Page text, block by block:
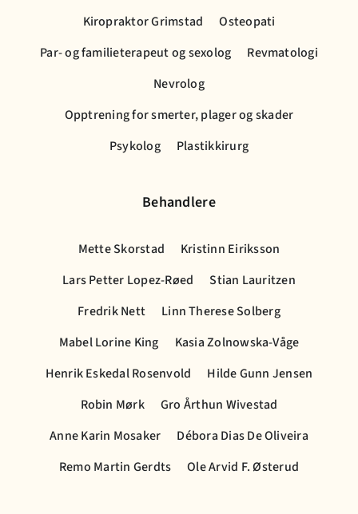
Kiropraktor Grimstad
Osteopati
Par- og familieterapeut og sexolog
Revmatologi
Nevrolog
Opptrening for smerter, plager og skader
Psykolog
Plastikkirurg
Behandlere
Mette Skorstad
Kristinn Eiriksson
Lars Petter Lopez-Røed
Stian Lauritzen
Fredrik Nett
Linn Therese Solberg
Mabel Lorine King
Kasia Zolnowska-Våge
Henrik Eskedal Rosenvold
Hilde Gunn Jensen
Robin Mørk
Gro Årthun Wivestad
Anne Karin Mosaker
Débora Dias De Oliveira
Remo Martin Gerdts
Ole Arvid F. Østerud